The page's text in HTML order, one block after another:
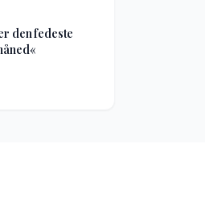
den fedeste